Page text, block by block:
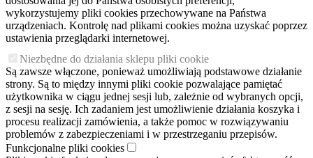
wykorzystujemy pliki cookies przechowywane na Państwa
urządzeniach. Kontrolę nad plikami cookies można uzyskać poprzez
ustawienia przeglądarki internetowej.
Niezbędne do działania sklepu pliki cookie
Są zawsze włączone, ponieważ umożliwiają podstawowe działanie
strony. Są to między innymi pliki cookie pozwalające pamiętać
użytkownika w ciągu jednej sesji lub, zależnie od wybranych opcji,
z sesji na sesję. Ich zadaniem jest umożliwienie działania koszyka i
procesu realizacji zamówienia, a także pomoc w rozwiązywaniu
problemów z zabezpieczeniami i w przestrzeganiu przepisów.
Funkcjonalne pliki cookies